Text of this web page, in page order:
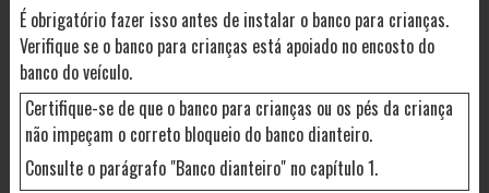
É obrigatório fazer isso antes de instalar o banco para crianças.
Verifique se o banco para crianças está apoiado no encosto do
banco do veículo.
Certifique-se de que o banco para crianças ou os pés da criança
não impeçam o correto bloqueio do banco dianteiro.
Consulte o parágrafo "Banco dianteiro" no capítulo 1.